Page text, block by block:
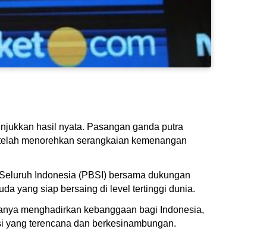
hasil nyata. Pasangan ganda putra
menorehkan serangkaian kemenangan
Indonesia (PBSI) bersama dukungan
yang siap bersaing di level tertinggi dunia.
menghadirkan kebanggaan bagi Indonesia,
terencana dan berkesinambungan.